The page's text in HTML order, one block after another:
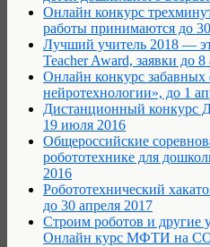
Онлайн конкурс
работы принимаются до
Лучший учитель 2018 —
Teacher Award, заявки до 8
Онлайн конкурс
нейротехнологии», до 1
Дистанционный конкурс
19 июля 2016
Общероссийские
робототехнике для
2016
Робототехнический
до 30 апреля 2017
Строим роботов и другие
Онлайн курс МФТИ на